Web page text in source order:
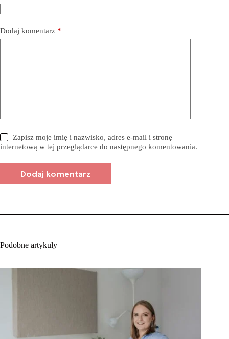
Dodaj komentarz *
Zapisz moje imię i nazwisko, adres e-mail i stronę
internetową w tej przeglądarce do następnego komentowania.
Dodaj komentarz
Podobne artykuły